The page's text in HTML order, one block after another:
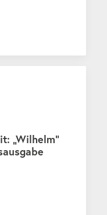
„Wilhelm“